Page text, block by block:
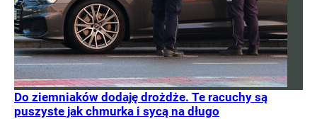
Do ziemniaków dodaję drożdże. Te racuchy są
puszyste jak chmurka i sycą na długo